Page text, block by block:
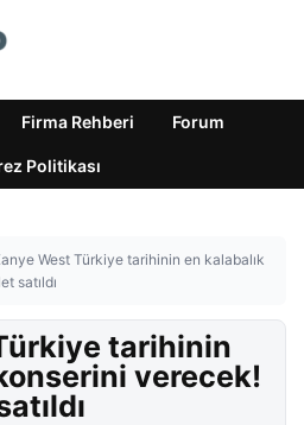
Firma Rehberi Forum
Politikası
West Türkiye tarihinin en kalabalık
satıldı
tarihinin
verecek!